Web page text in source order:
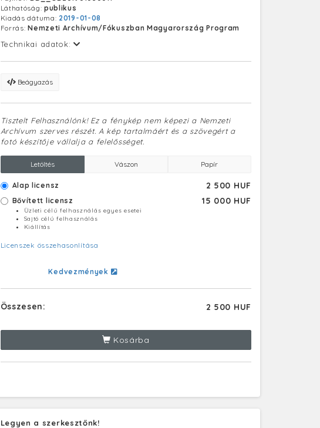
Láthatóság: publikus
Kiadás dátuma: 2019-01-08
Forrás:Nemzeti Archívum/Fókuszban Magyarország Program
Technikai adatok:
Beágyazás
Tisztelt Felhasználónk! Ez a fénykép nem képezi a Nemzeti
Archívum szerves részét. A kép tartalmáért és a szövegért a
fotó készítője vállalja a felelősséget.
Letöltés Vászon Papír
Alap licensz 2 500 HUF
Bővített licensz 15 000 HUF
Üzleti célú felhasználás egyes esetei
Sajtó célú felhasználás
Kiállítás
Licenszek összehasonlítása
Kedvezmények
Összesen: 2 500 HUF
Kosárba
Legyen a szerkesztőnk!